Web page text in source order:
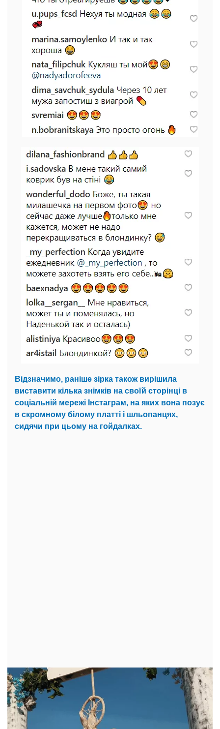
Відзначимо, раніше зірка також вирішила
виставити кілька знімків на своїй сторінці в
соціальній мережі Інстаграм, на яких вона позує
в скромному білому платті і шльопанцях,
сидячи при цьому на гойдалках.